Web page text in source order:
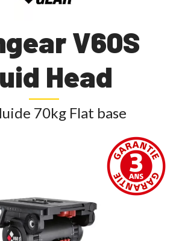
V60S
Head
70kg Flat base